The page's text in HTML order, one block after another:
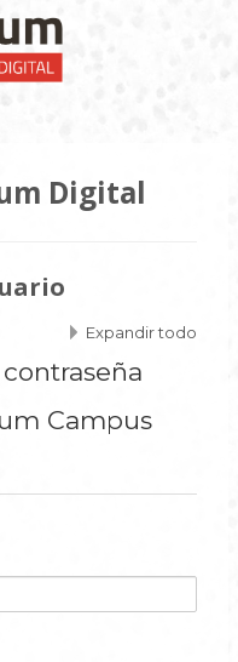
Digital
Expandir todo
Campus